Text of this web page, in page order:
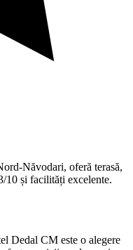
Năvodari, oferă terasă,
10 și facilități excelente.
Dedal CM este o alegere